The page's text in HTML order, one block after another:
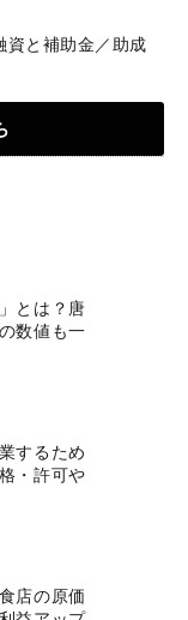
資と補助金／助成
とは？唐
数値も一
するため
・許可や
店の原価